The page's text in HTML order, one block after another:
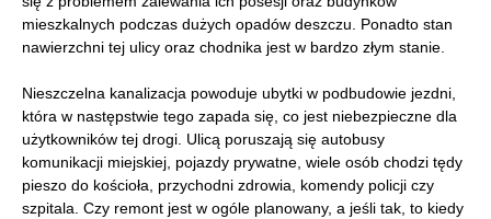
mieszkalnych podczas dużych opadów deszczu. Ponadto stan
nawierzchni tej ulicy oraz chodnika jest w bardzo złym stanie.
Nieszczelna kanalizacja powoduje ubytki w podbudowie jezdni,
która w następstwie tego zapada się, co jest niebezpieczne dla
użytkowników tej drogi. Ulicą poruszają się autobusy
komunikacji miejskiej, pojazdy prywatne, wiele osób chodzi tędy
pieszo do kościoła, przychodni zdrowia, komendy policji czy
szpitala. Czy remont jest w ogóle planowany, a jeśli tak, to kiedy